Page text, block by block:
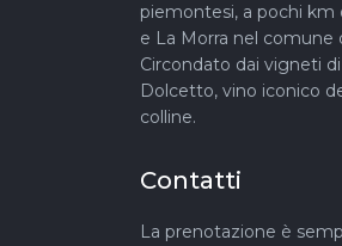
piemontesi, a pochi km
e La Morra nel comune
Circondato dai vigneti
Dolcetto, vino iconico
colline.
Contatti
La prenotazione è